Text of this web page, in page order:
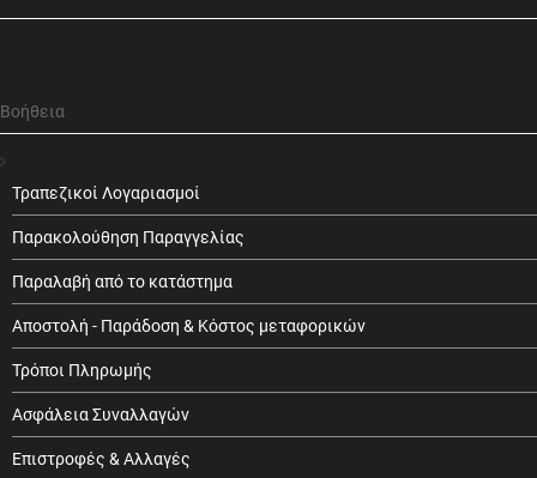
Βοήθεια
Τραπεζικοί Λογαριασμοί
Παρακολούθηση Παραγγελίας
Παραλαβή από το κατάστημα
Αποστολή - Παράδοση & Κόστος μεταφορικών
Τρόποι Πληρωμής
Ασφάλεια Συναλλαγών
Επιστροφές & Αλλαγές